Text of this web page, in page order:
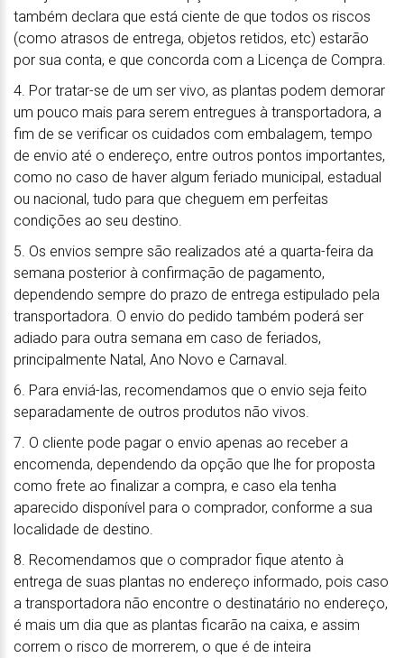
também declara que está ciente de que todos os riscos
(como atrasos de entrega, objetos retidos, etc) estarão
por sua conta, e que concorda com a Licença de Compra.
4. Por tratar-se de um ser vivo, as plantas podem demorar
um pouco mais para serem entregues à transportadora, a
fim de se verificar os cuidados com embalagem, tempo
de envio até o endereço, entre outros pontos importantes,
como no caso de haver algum feriado municipal, estadual
ou nacional, tudo para que cheguem em perfeitas
condições ao seu destino.
5. Os envios sempre são realizados até a quarta-feira da
semana posterior à confirmação de pagamento,
dependendo sempre do prazo de entrega estipulado pela
transportadora. O envio do pedido também poderá ser
adiado para outra semana em caso de feriados,
principalmente Natal, Ano Novo e Carnaval.
6. Para enviá-las, recomendamos que o envio seja feito
separadamente de outros produtos não vivos.
7. O cliente pode pagar o envio apenas ao receber a
encomenda, dependendo da opção que lhe for proposta
como frete ao finalizar a compra, e caso ela tenha
aparecido disponível para o comprador, conforme a sua
localidade de destino.
8. Recomendamos que o comprador fique atento à
entrega de suas plantas no endereço informado, pois caso
a transportadora não encontre o destinatário no endereço,
é mais um dia que as plantas ficarão na caixa, e assim
correm o risco de morrerem, o que é de inteira